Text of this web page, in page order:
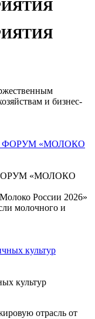
и бизнес-
«МОЛОКО
России 2026»
молочного и
культур
отрасль от